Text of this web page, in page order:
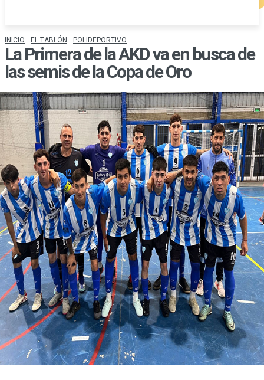
INICIO EL TABLÓN POLIDEPORTIVO
La Primera de la AKD va en busca de
las semis de la Copa de Oro